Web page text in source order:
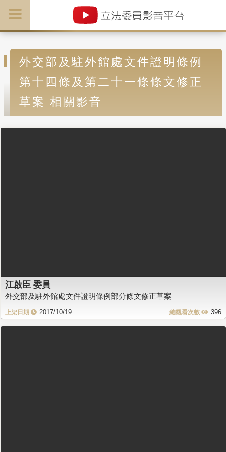
外交部及駐外館處文件證明條例
第十四條及第二十一條條文修正
草案 相關影音
江啟臣 委員
外交部及駐外館處文件證明條例部分條文修正草案
2017/10/19 396